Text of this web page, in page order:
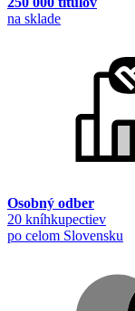
na sklade
Osobný odber
20 kníhkupectiev
po celom Slovensku